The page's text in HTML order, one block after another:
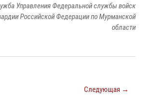
Управления Федеральной службы войск
Российской Федерации по Мурманской
области
Следующая →